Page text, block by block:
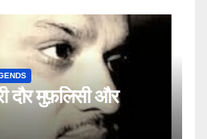
दौर मुफ़लिसी और